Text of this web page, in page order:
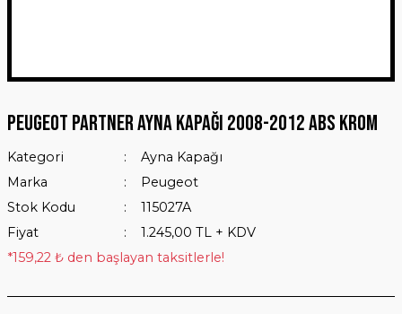
Peugeot Partner Ayna Kapağı 2008-2012 ABS Krom
Kategori
Ayna Kapağı
Marka
Peugeot
Stok Kodu
115027A
Fiyat
1.245,00 TL + KDV
*159,22 ₺ den başlayan taksitlerle!